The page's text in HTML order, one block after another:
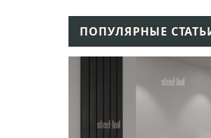
ПОПУЛЯРНЫЕ